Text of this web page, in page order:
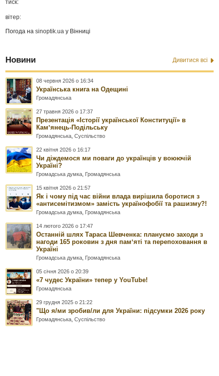
тиск:
вітер:
Погода наsinoptik.ua у Вінниці
Новини Дивитися всі
08 червня 2026 о 16:34
Українська книга на Одещині
Громадянська
27 травня 2026 о 17:37
Презентація «Історії української Конституції» в
Камʼянець-Подільську
Громадянська ,Суспільство
22 квітня 2026 о 16:17
Чи діждемося ми поваги до українців у воюючій
Україні?
Громадська думка Громадянська
15 квітня 2026 о 21:57
Як і чому під час війни влада вирішила боротися з
«антисемітизмом» замість українофобії та рашизму?!
Громадська думка Громадянська
14 лютого 2026 о 17:47
Останній шлях Тараса Шевченка: плануємо заходи з
нагоди 165 роковин з дня памʼяті та перепоховання в
Україні
Громадська думка Громадянська
05 січня 2026 о 20:39
«7 чудес України» тепер у YouTube!
Громадянська
29 грудня 2025 о 21:22
"Що я/ми зробив/ли для України: підсумки 2026 року
Громадянська ,Суспільство